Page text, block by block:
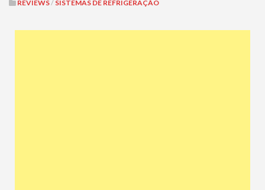
REVIEWS/ SISTEMAS DE REFRIGERAÇÃO